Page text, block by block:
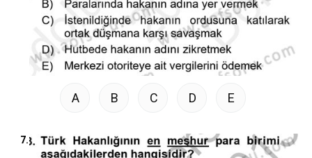
A B C D E
7.